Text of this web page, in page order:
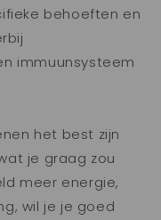
behoeften en
immuunsysteem
het best zijn
je graag zou
meer energie,
wil je je goed